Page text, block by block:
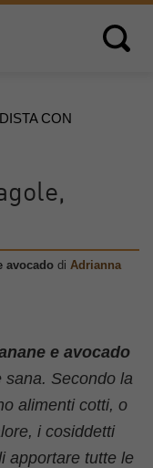
Open
CON
avocado di Adrianna
e avocado
Secondo la
alimenti cotti, o
i cosiddetti
apportare tutte le